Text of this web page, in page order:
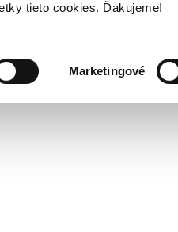
tieto cookies. Ďakujeme!
Marketingové